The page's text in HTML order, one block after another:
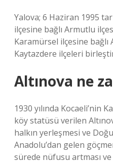
Yalova; 6 Haziran 1995
ilçesine bağlı Armutlu
Karamürsel ilçesine bağlı
Kaytazdere ilçeleri
Altınova ne
1930 yılında Kocaeli’nin
köy statüsü verilen
halkın yerleşmesi ve
Anadolu’dan gelen
sürede nüfusu artması